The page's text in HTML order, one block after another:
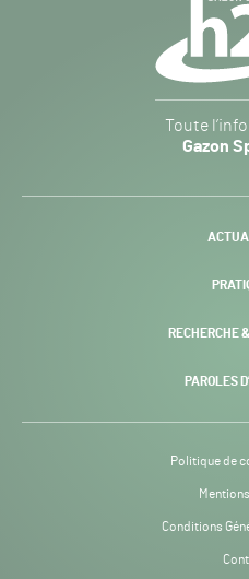
-
Toute
Gazon
RECHERCHE
PAROLES
Politique de
Conditions